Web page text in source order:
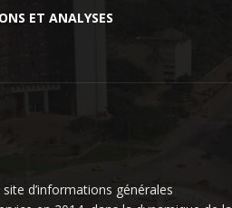
ET ANALYSES
d’informations générales